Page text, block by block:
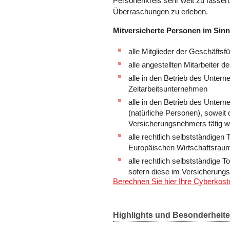
Überraschungen zu erleben.
Mitversicherte Personen im
alle Mitglieder der
alle angestellten Mitarbeiter
alle in den Betrieb des
Zeitarbeitsunternehmen
alle in den Betrieb des
(natürliche Personen), soweit
Versicherungsnehmers tätig
alle rechtlich selbstständigen
Europäischen
alle rechtlich selbstständige
sofern diese im
Berechnen Sie hier Ihre
Highlights und